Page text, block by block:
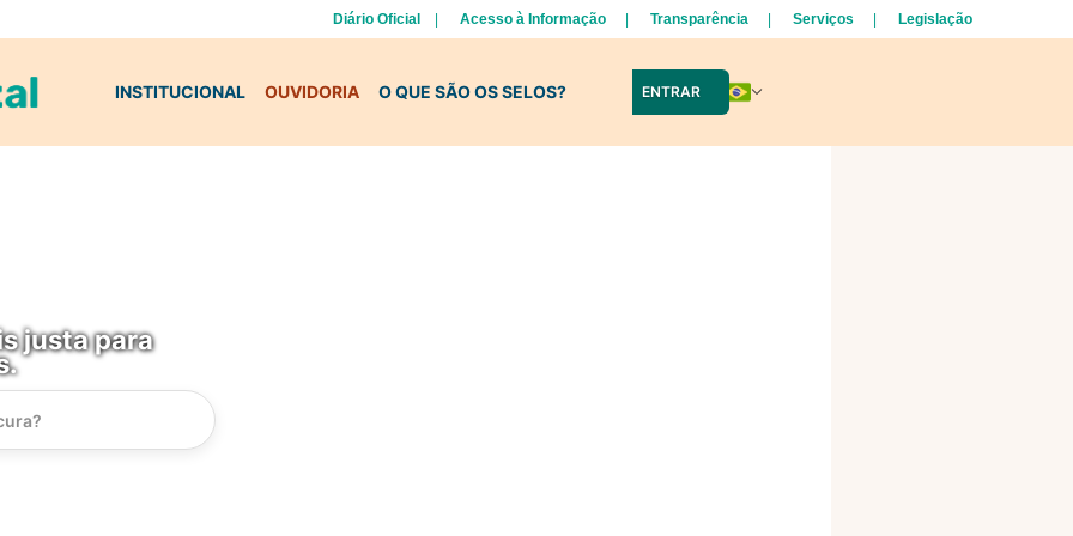
Diário Oficial Acesso à Informação Transparência Serviços Legislação
INSTITUCIONAL OUVIDORIA O QUE SÃO OS SELOS? ENTRAR
justa para